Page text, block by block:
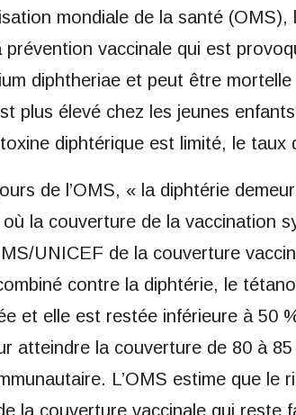
mondiale de la santé
prévention vaccinale qui est
diphtheriae et peut être
plus élevé chez les jeunes
diphtérique est limité, le
de l’OMS, « la diphtérie
la couverture de la vaccination
UNICEF de la couverture
contre la diphtérie, le
et elle est restée inférieure à 50
atteindre la couverture de 80 à
L’OMS estime que le
la couverture vaccinale qui reste